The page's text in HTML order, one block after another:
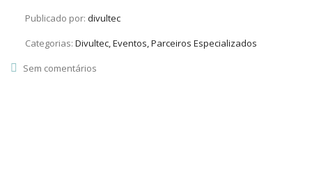
Publicado por: divultec
Categorias: Divultec, Eventos, Parceiros Especializados
Sem comentários